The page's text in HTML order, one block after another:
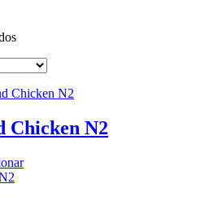
Ordenado
mais
Chicken N2